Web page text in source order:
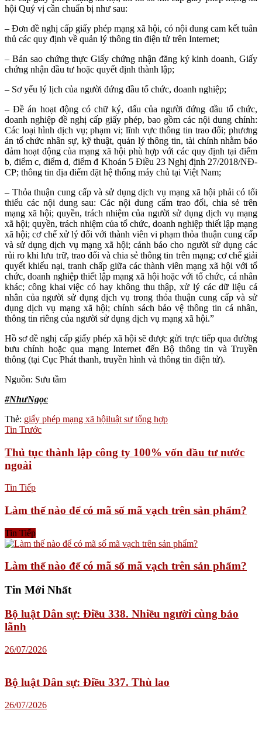
hội Quý vị cần chuẩn bị như sau:
– Đơn đề nghị cấp giấy phép mạng xã hội, có nội dung cam kết tuân
thủ các quy định về quản lý thông tin điện tử trên Internet;
– Bản sao chứng thực Giấy chứng nhận đăng ký kinh doanh, Giấy
chứng nhận đầu tư hoặc quyết định thành lập;
– Sơ yếu lý lịch của người đứng đầu tổ chức, doanh nghiệp;
– Đề án hoạt động có chữ ký, dấu của người đứng đầu tổ chức,
doanh nghiệp đề nghị cấp giấy phép, bao gồm các nội dung chính:
Các loại hình dịch vụ; phạm vi; lĩnh vực thông tin trao đổi; phương
án tổ chức nhân sự, kỹ thuật, quản lý thông tin, tài chính nhằm bảo
đảm hoạt động của mạng xã hội phù hợp với các quy định tại điểm
b, điểm c, điểm d, điểm đ Khoản 5 Điều 23 Nghị định 27/2018/NĐ-
CP; thông tin địa điểm đặt hệ thống máy chủ tại Việt Nam;
– Thỏa thuận cung cấp và sử dụng dịch vụ mạng xã hội phải có tối
thiểu các nội dung sau: Các nội dung cấm trao đổi, chia sẻ trên
mạng xã hội; quyền, trách nhiệm của người sử dụng dịch vụ mạng
xã hội; quyền, trách nhiệm của tổ chức, doanh nghiệp thiết lập mạng
xã hội; cơ chế xử lý đối với thành viên vi phạm thỏa thuận cung cấp
và sử dụng dịch vụ mạng xã hội; cảnh báo cho người sử dụng các
rủi ro khi lưu trữ, trao đổi và chia sẻ thông tin trên mạng; cơ chế giải
quyết khiếu nại, tranh chấp giữa các thành viên mạng xã hội với tổ
chức, doanh nghiệp thiết lập mạng xã hội hoặc với tổ chức, cá nhân
khác; công khai việc có hay không thu thập, xử lý các dữ liệu cá
nhân của người sử dụng dịch vụ trong thỏa thuận cung cấp và sử
dụng dịch vụ mạng xã hội; chính sách bảo vệ thông tin cá nhân,
thông tin riêng của người sử dụng dịch vụ mạng xã hội.”
Hồ sơ đề nghị cấp giấy phép xã hội sẽ được gửi trực tiếp qua đường
bưu chính hoặc qua mạng Internet đến Bộ thông tin và Truyền
thông (tại Cục Phát thanh, truyền hình và thông tin điện tử).
Nguồn: Sưu tầm
#NhưNgọc
Thẻ: giấy phép mạng xã hộiluật sư tổng hợp
Tin Trước
Thủ tục thành lập công ty 100% vốn đầu tư nước
ngoài
Tin Tiếp
Làm thế nào để có mã số mã vạch trên sản phẩm?
Tin Tiếp
Làm thế nào để có mã số mã vạch trên sản phẩm?
Tin Mới Nhất
Bộ luật Dân sự: Điều 338. Nhiều người cùng bảo
lãnh
26/07/2026
Bộ luật Dân sự: Điều 337. Thù lao
26/07/2026